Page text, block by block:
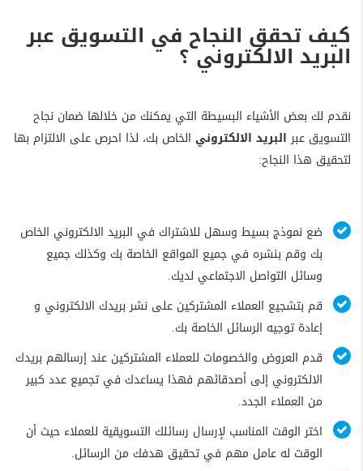
كيف تحقق النجاح في التسويق عبر
البريد الالكتروني ؟
نقدم لك بعض الأشياء البسيطة التي يمكنك من خلالها ضمان نجاح
التسويق عبرالبريد الالكتروني الخاص بك، لذا احرص على الالتزام بها
لتحقيق هذا النجاح:
ضع نموذج بسيط وسهل للاشتراك في البريد الالكتروني الخاص
بك وقم بنشره في جميع المواقع الخاصة بك وكذلك جميع
وسائل التواصل الاجتماعي لديك.
قم بتشجيع العملاء المشتركين على نشر بريدك الالكتروني و
إعادة توجيه الرسائل الخاصة بك.
قدم العروض والخصومات للعملاء المشتركين عند إرسالهم بريدك
الالكتروني إلى أصدقائهم فهذا يساعدك في تجميع عدد كبير
من العملاء الجدد.
اختر الوقت المناسب لإرسال رسائلك التسويقية للعملاء حيث أن
الوقت له عامل مهم في تحقيق هدفك من الرسائل.